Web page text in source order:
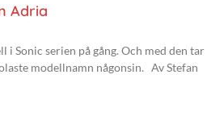
Adria
i Sonic serien på gång. Och med den tar
modellnamn någonsin. Av Stefan